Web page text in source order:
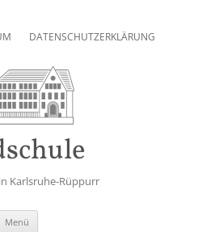
DATENSCHUTZERKLÄRUNG
Karlsruhe-Rüppurr
Menü